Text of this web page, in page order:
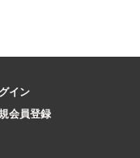
イン
会員登録